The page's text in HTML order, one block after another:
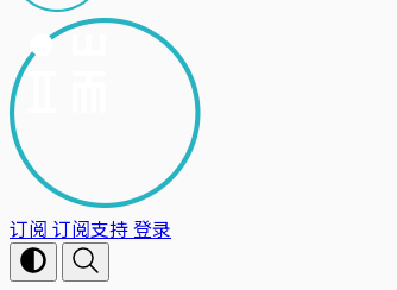
订阅 订阅支持登录